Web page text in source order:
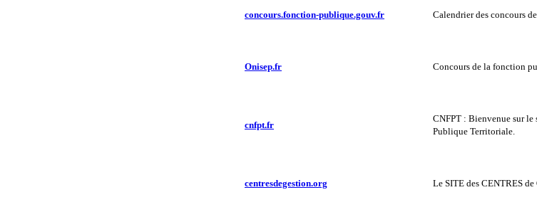
concours.fonction-publique.gouv.fr Calendrier des concours
Onisep.fr Concours de la fonction
cnfpt.fr
CNFPT : Bienvenue sur
Publique Territoriale.
centresdegestion.org Le SITE des CENTRES